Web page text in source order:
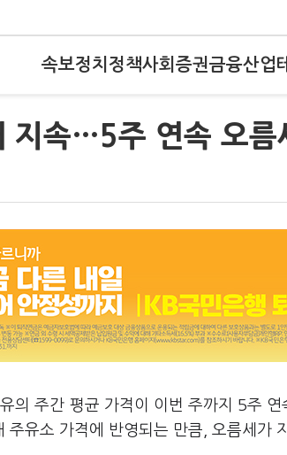
속보정치 정책사회 증권금융산업
속…5주 연속 오름
의 주간 평균 가격이 이번 주까지 5주 연
유소 가격에 반영되는 만큼, 오름세가